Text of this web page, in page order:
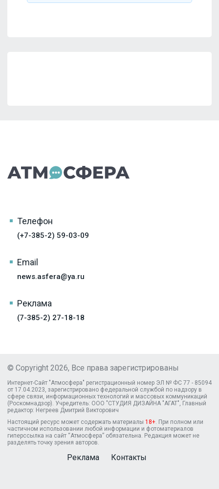
Телефон
(+7-385-2) 59-03-09
Email
news.asfera@ya.ru
Реклама
(7-385-2) 27-18-18
© Copyright 2026, Все права зарегистрированы
Интернет-Сайт "Атмосфера" регистрационный номер ЭЛ № ФС 77 - 85094
от 17.04.2023, зарегистрировано федеральной службой по надзору в
сфере связи, информационных технологий и массовых коммуникаций
(Роскомнадзор). Учредитель: ООО "СТУДИЯ ДИЗАЙНА "АГАТ", Главный
редактор: Негреев Дмитрий Викторович
Настоящий ресурс может содержать материалы 18+ . При полном или
частичном использовании любой информации и фотоматериалов
гиперссылка на сайт “Атмосфера” обязательна. Редакция может не
разделять точку зрения авторов.
Реклама Контакты